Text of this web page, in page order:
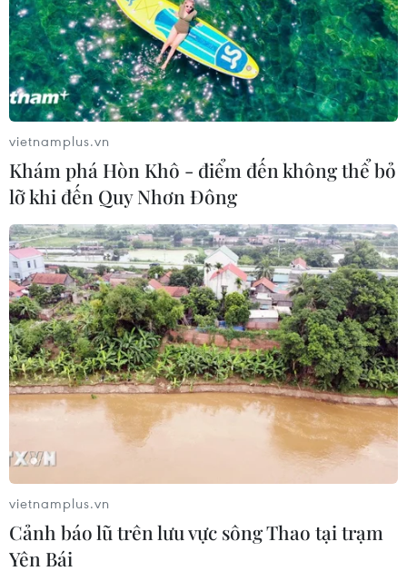
vietnamplus.vn
Khám phá Hòn Khô - điểm đến không thể bỏ
lỡ khi đến Quy Nhơn Đông
vietnamplus.vn
Cảnh báo lũ trên lưu vực sông Thao tại trạm
Yên Bái